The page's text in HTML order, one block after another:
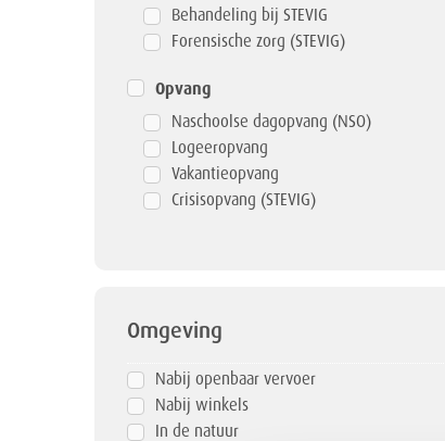
Behandeling bij STEVIG
Forensische zorg (STEVIG)
Opvang
Naschoolse dagopvang (NSO)
Logeeropvang
Vakantieopvang
Crisisopvang (STEVIG)
Omgeving
Nabij openbaar vervoer
Nabij winkels
In de natuur